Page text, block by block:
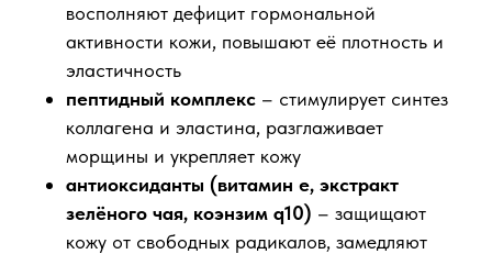
восполняют дефицит гормональной
активности кожи, повышают её плотность и
эластичность
пептидный комплекс – стимулирует синтез
коллагена и эластина, разглаживает
морщины и укрепляет кожу
антиоксиданты (витамин е, экстракт
зелёного чая, коэнзим q10) – защищают
кожу от свободных радикалов, замедляют